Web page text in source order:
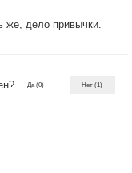
же, дело привычки.
Да(0) Нет (1)